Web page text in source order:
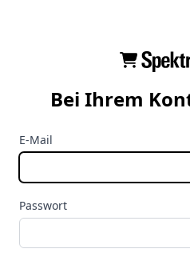
Bei Ihrem
E-Mail
Passwort